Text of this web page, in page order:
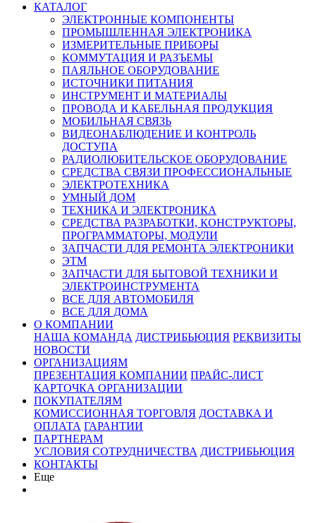
КАТАЛОГ
ЭЛЕКТРОННЫЕ КОМПОНЕНТЫ
ПРОМЫШЛЕННАЯ ЭЛЕКТРОНИКА
ИЗМЕРИТЕЛЬНЫЕ ПРИБОРЫ
КОММУТАЦИЯ И РАЗЪЕМЫ
ПАЯЛЬНОЕ ОБОРУДОВАНИЕ
ИСТОЧНИКИ ПИТАНИЯ
ИНСТРУМЕНТ И МАТЕРИАЛЫ
ПРОВОДА И КАБЕЛЬНАЯ ПРОДУКЦИЯ
МОБИЛЬНАЯ СВЯЗЬ
ВИДЕОНАБЛЮДЕНИЕ И КОНТРОЛЬ
ДОСТУПА
РАДИОЛЮБИТЕЛЬСКОЕ ОБОРУДОВАНИЕ
СРЕДСТВА СВЯЗИ ПРОФЕССИОНАЛЬНЫЕ
ЭЛЕКТРОТЕХНИКА
УМНЫЙ ДОМ
ТЕХНИКА И ЭЛЕКТРОНИКА
СРЕДСТВА РАЗРАБОТКИ, КОНСТРУКТОРЫ,
ПРОГРАММАТОРЫ, МОДУЛИ
ЗАПЧАСТИ ДЛЯ РЕМОНТА ЭЛЕКТРОНИКИ
ЭТМ
ЗАПЧАСТИ ДЛЯ БЫТОВОЙ ТЕХНИКИ И
ЭЛЕКТРОИНСТРУМЕНТА
ВСЕ ДЛЯ АВТОМОБИЛЯ
ВСЕ ДЛЯ ДОМА
О КОМПАНИИ
НАША КОМАНДА ДИСТРИБЬЮЦИЯ РЕКВИЗИТЫ
НОВОСТИ
ОРГАНИЗАЦИЯМ
ПРЕЗЕНТАЦИЯ КОМПАНИИ ПРАЙС-ЛИСТ
КАРТОЧКА ОРГАНИЗАЦИИ
ПОКУПАТЕЛЯМ
КОМИССИОННАЯ ТОРГОВЛЯ ДОСТАВКА И
ОПЛАТА ГАРАНТИИ
ПАРТНЕРАМ
УСЛОВИЯ СОТРУДНИЧЕСТВА ДИСТРИБЬЮЦИЯ
КОНТАКТЫ
Еще